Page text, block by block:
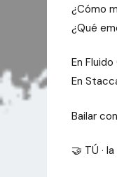
¿Cómo
¿Qué
En
En
Bailar
🤝 TÚ ·